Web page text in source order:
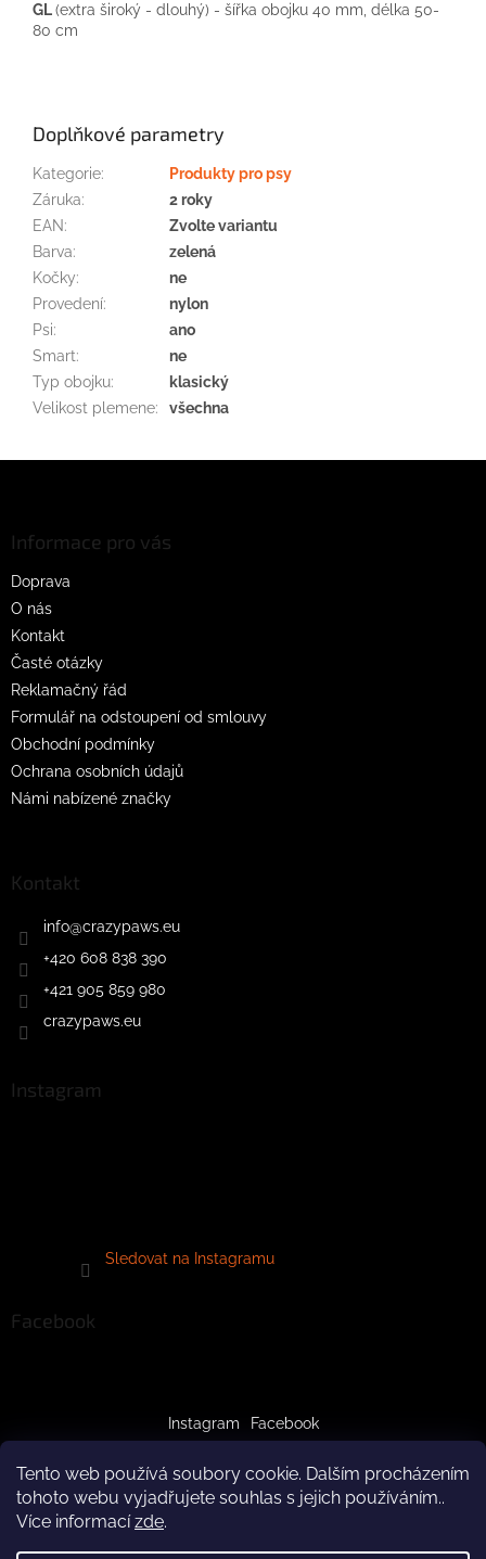
Tento web používá soubory cookie. Dalším procházením
tohoto webu vyjadřujete souhlas s jejich používáním..
Více informacízde.
GL(extra široký - dlouhý) - šířka obojku 40 mm , délka 50-
80 cm
Doplňkové parametry
Kategorie:
Produkty pro psy
Záruka:
2 roky
EAN:
Zvolte variantu
Barva:
zelená
Kočky:
ne
Provedení:
nylon
Psi:
ano
Smart:
ne
Typ obojku:
klasický
Velikost plemene: všechna
Informace pro vás
Doprava
O nás
Kontakt
Časté otázky
Reklamačný řád
Formulář na odstoupení od smlouvy
Obchodní podmínky
Ochrana osobních údajů
Námi nabízené značky
Kontakt
info@crazypaws.eu
+420 608 838 390
+421 905 859 980
crazypaws.eu
Instagram
Sledovat na Instagramu
Facebook
Instagram Facebook